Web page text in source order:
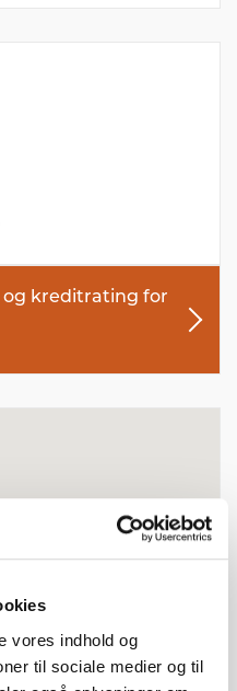
vores indhold og
til sociale medier og til
og kreditrating for